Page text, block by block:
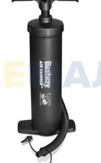
Надувные
Насосы,
Подстилки